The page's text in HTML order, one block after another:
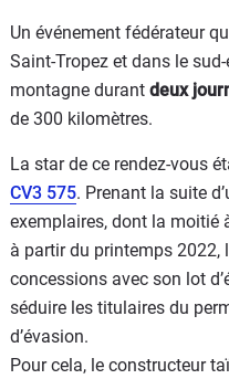
Un événement fédérateur
Saint-Tropez et dans le
montagne durant deux
de 300 kilomètres.
La star de ce rendez-vous
CV3 575. Prenant la suite
exemplaires, dont la moitié
à partir du printemps 2022,
concessions avec son lot
séduire les titulaires du
d’évasion.
Pour cela, le constructeur